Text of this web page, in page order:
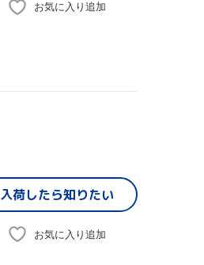
お気に入り追加
入荷したら知りたい
お気に入り追加